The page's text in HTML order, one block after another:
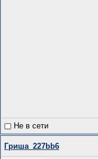
Не в сети
Гриша_227bb6